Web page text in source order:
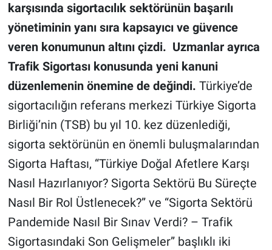
karşısında sigortacılık sektörünün başarılı
yönetiminin yanı sıra kapsayıcı ve güvence
veren konumunun altını çizdi. Uzmanlar ayrıca
Trafik Sigortası konusunda yeni kanuni
düzenlemenin önemine de değindi. Türkiye’de
sigortacılığın referans merkezi Türkiye Sigorta
Birliği’nin (TSB) bu yıl 10. kez düzenlediği,
sigorta sektörünün en önemli buluşmalarından
Sigorta Haftası, “Türkiye Doğal Afetlere Karşı
Nasıl Hazırlanıyor? Sigorta Sektörü Bu Süreçte
Nasıl Bir Rol Üstlenecek?” ve “Sigorta Sektörü
Pandemide Nasıl Bir Sınav Verdi? – Trafik
Sigortasındaki Son Gelişmeler” başlıklı iki